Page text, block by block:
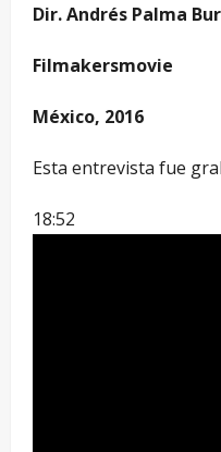
Dir. Andrés Palma
Filmakersmovie
México, 2016
Esta entrevista fue
18:52